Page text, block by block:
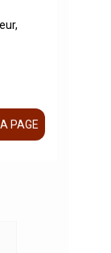
PAGE